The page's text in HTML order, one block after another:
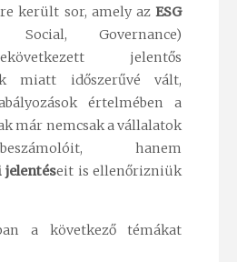
került sor, amely azESG
Social, Governance)
jelentős
miatt időszerűvé vált,
értelmében a
már nemcsak a vállalatok
hanem
eit is ellenőrizniük
a következő témákat